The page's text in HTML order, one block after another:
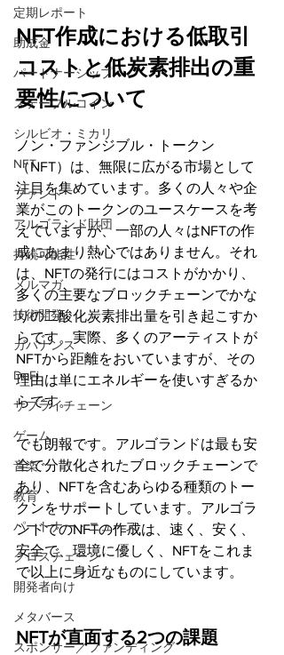
定期レポート
助成金
パートナーシップ
ステーブルコイン
シルビオ・ミカリ
NFT
ファンド
アルゴランド財団
持続可能性
メルマガ
技術開発
ガバナンス
DeFi
サプライチェーン
ゲーム
音楽
教育
パートナー・ニュース
クロスチェーン
開発者向け
メタバース
スポンサー／ファンディング
NFT作成における低取引
コストと低炭素排出の重
要性について
ノン・ファンジブル・トークン
（NFT）は、無限に広がる市場として
注目を集めています。多くの人々や企
業がこのトークンのユースケースを考
えていますが、一部の人々はNFTの作
成にあまり熱心ではありません。それ
は、NFTの発行にはコストがかかり、
多くの主要なブロックチェーンでかな
りの二酸化炭素排出量を引き起こすか
らです。実際、多くのアーティストが
NFTから距離をおいていますが、その
理由は単にエネルギーを使いすぎるか
らです。
でも朗報です。アルゴランドは最も安
全で分散化されたブロックチェーンで
あり、NFTを含むあらゆる種類のトー
クンをサポートしています。アルゴラ
ンドでのNFTの作成は、速く、安く、
安全で、環境に優しく、NFTをこれま
で以上に身近なものにしています。
NFTが直面する2つの課題